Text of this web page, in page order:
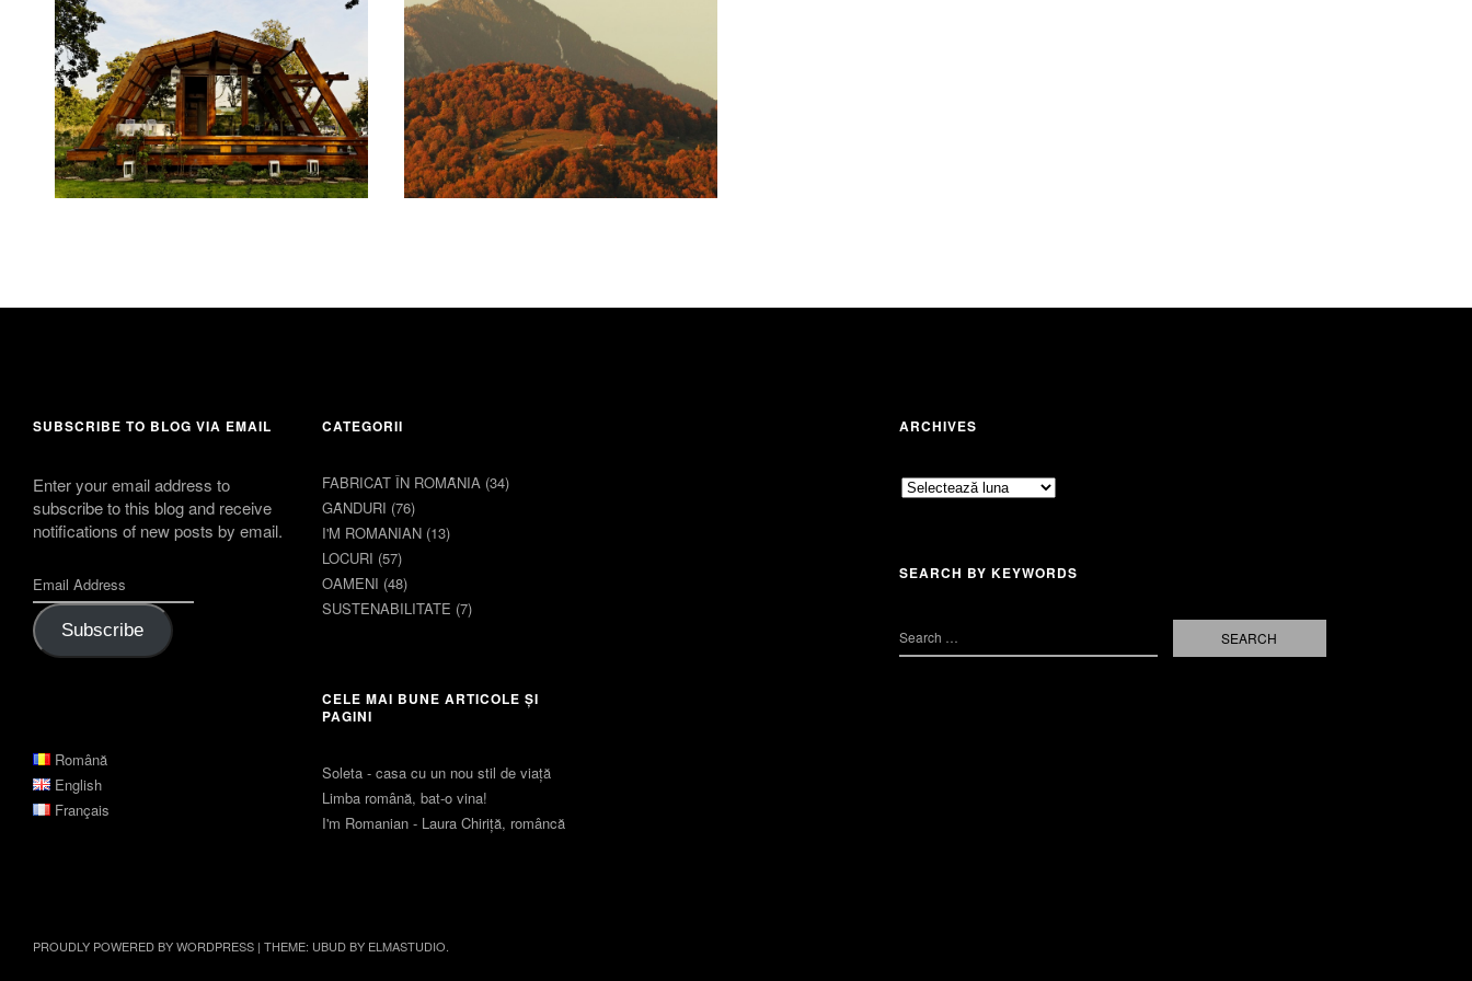
30 august 2015 comments 3
4 august 2015 comment 1
SUBSCRIBE TO BLOG VIA EMAIL
Enter your email address to
subscribe to this blog and receive
notifications of new posts by email.
Subscribe
Română
English
Français
CATEGORII
FABRICAT ÎN ROMȂNIA(34)
GȂNDURI (76)
I'M ROMANIAN(13)
LOCURI (57)
OAMENI (48)
SUSTENABILITATE (7)
CELE MAI BUNE ARTICOLE ȘI
PAGINI
Soleta - casa cu un nou stil de viaţă
Limba română, bat-o vina!
I'm Romanian - Laura Chiriță, româncă
ARCHIVES
Archives
SEARCH BY KEYWORDS
PROUDLY POWERED BY WORDPRESS | THEME: UBUD BY ELMASTUDIO